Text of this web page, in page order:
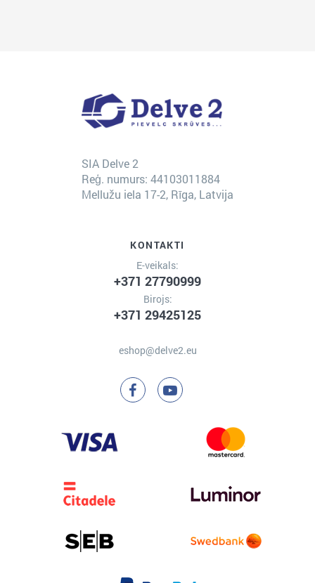
SIA Delve 2
Reģ. numurs: 44103011884
Mellužu iela 17-2, Rīga, Latvija
KONTAKTI
E-veikals:
+371 27790999
Birojs:
+371 29425125
eshop@delve2.eu